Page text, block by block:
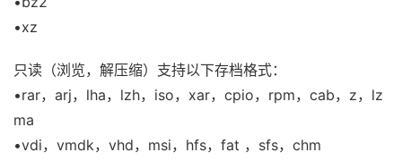
•xz
只读（浏览，解压缩）支持以下存档格式：
•rar，arj，lha，lzh，iso，xar，cpio，rpm，cab，z，lz
ma
•vdi，vmdk，vhd，msi，hfs，fat ，sfs，chm